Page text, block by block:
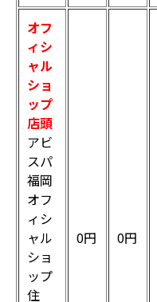
オフ
ィシ
ャル
ショ
ップ
店頭
アビ
スパ
福岡
オフ
ィシ
ャル
ショ
ップ
住
0円 0円